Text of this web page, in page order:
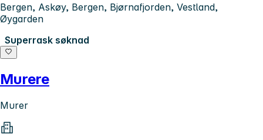
Bergen, Askøy, Bergen, Bjørnafjorden, Vestland,
Øygarden
Superrask søknad
Murere
Murer